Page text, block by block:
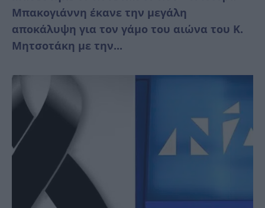
Μπακογιάννη έκανε την μεγάλη
αποκάλυψη για τον γάμο του αιώνα του Κ.
Μητσοτάκη με την...